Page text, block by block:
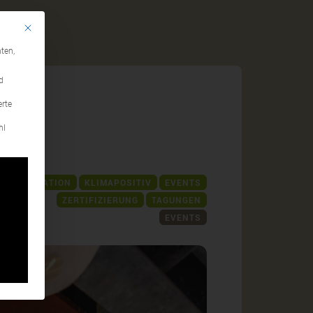
EVENTS
KLIMAPOSITIV
KOMPENSATION
TAGUNGEN
ZERTIFIZIERUNG
EVENTS
Mit diesem Button wird der Dialog geschlossen. Seine Funktionalität ist